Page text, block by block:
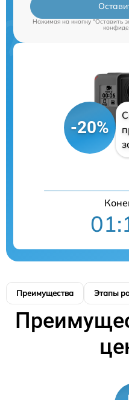
Нажимая на кнопку "Оставить
-20%
Преимущества Этапы